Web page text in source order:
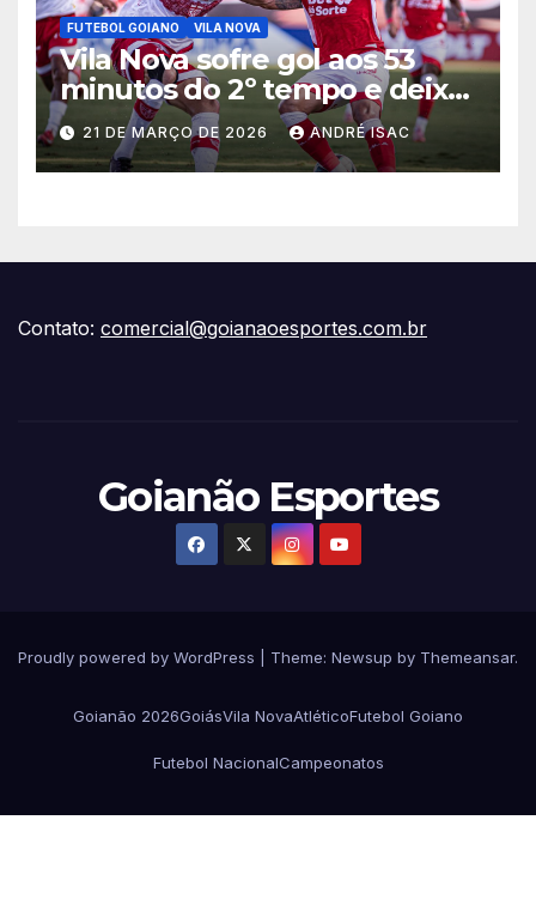
FUTEBOL GOIANO VILA NOVA
Vila Nova sofre gol aos 53
minutos do 2º tempo e deixa
vitória escapar na estreia da
Série B
21 DE MARÇO DE 2026 ANDRÉ ISAC
Contato: comercial@goianaoesportes.com.br
Goianão Esportes
Proudly powered by WordPress Theme: Newsup by Themeansar.
Goianão 2026GoiásVila NovaAtléticoFutebol Goiano
Futebol NacionalCampeonatos